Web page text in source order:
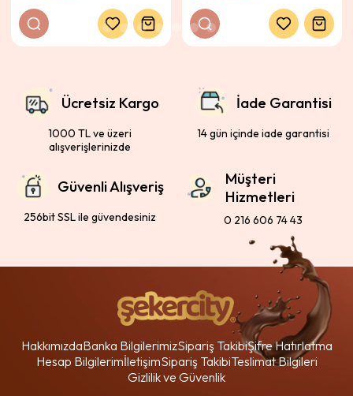
Ücretsiz Kargo
1000 TL ve üzeri
alışverişlerinizde
İade Garantisi
14 gün içinde iade garantisi
Güvenli Alışveriş
256bit SSL ile güvendesiniz
Müşteri
Hizmetleri
0 216 606 74 43
HakkımızdaBanka BilgilerimizSipariş TakibiŞifre Hatırlatma
Hesap BilgilerimİletişimSipariş TakibiTeslimat Bilgileri
Gizlilik ve Güvenlik